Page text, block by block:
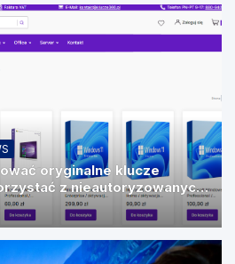
oryginalne klucze
z nieautoryzowanych